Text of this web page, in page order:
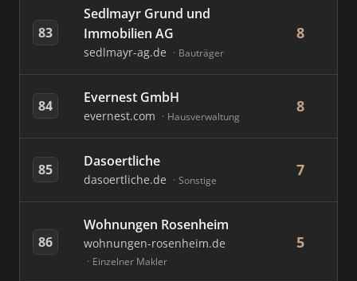
83
Sedlmayr Grund und
Immobilien AG
sedlmayr-ag.de Bauträger
8
84 Evernest GmbH
evernest.com Hausverwaltung
8
85 Dasoertliche
dasoertliche.de Sonstige
7
86
Wohnungen Rosenheim
wohnungen-rosenheim.de
Einzelner Makler
5